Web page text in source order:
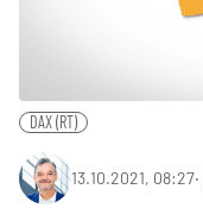
DAX (RT)
13.10.2021, 08:27‧